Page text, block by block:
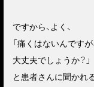
ですから、よく、
「痛くはないんです
大丈夫でしょうか？」
と患者さんに聞かれ